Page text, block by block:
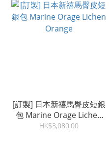
[訂製] 日本新禧馬臀皮短銀
包 Marine Orage Lichen
Orange
HK$3,080.00